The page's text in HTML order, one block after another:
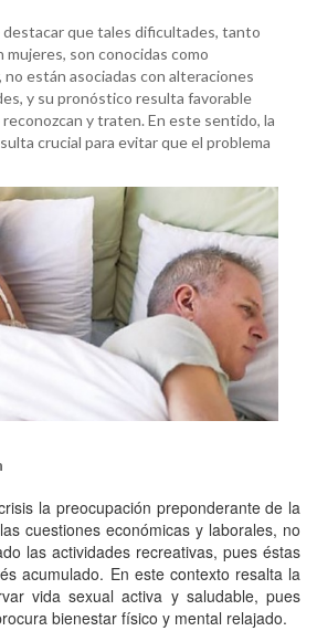
que tales dificultades, tanto
mujeres, son conocidas como
no están asociadas con alteraciones
y su pronóstico resulta favorable
y traten. En este sentido, la
crucial para evitar que el problema
la preocupación preponderante de la
cuestiones económicas y laborales, no
las actividades recreativas, pues éstas
acumulado. En este contexto resalta la
vida sexual activa y saludable, pues
bienestar físico y mental relajado.